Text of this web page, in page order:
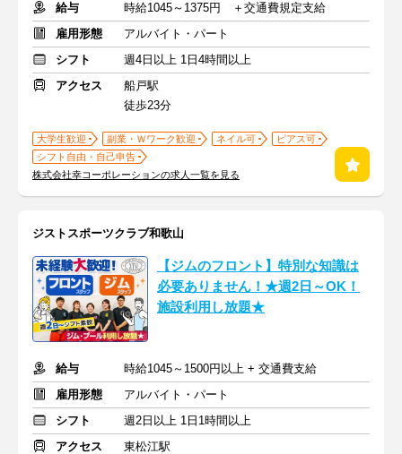
給与
時給1045～1375円 ＋交通費規定支給
雇用形態
アルバイト・パート
シフト
週4日以上 1日4時間以上
アクセス
船戸駅
徒歩23分
大学生歓迎 副業・Ｗワーク歓迎 ネイル可
ピアス可
シフト自由・自己申告
株式会社幸コーポレーションの求人一覧を見る
ジストスポーツクラブ和歌山
【ジムのフロント】特別な知識は
必要ありません！★週2日～OK！
施設利用し放題★
給与
時給1045～1500円以上 + 交通費支給
雇用形態
アルバイト・パート
シフト
週2日以上 1日1時間以上
アクセス
東松江駅